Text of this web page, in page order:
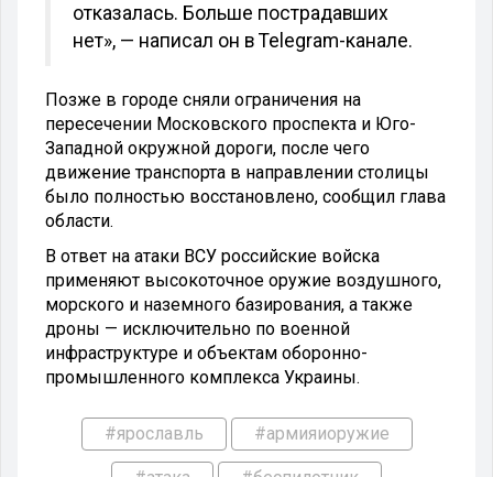
отказалась. Больше пострадавших
нет», — написал он в Telegram-канале.
Позже в городе сняли ограничения на
пересечении Московского проспекта и Юго-
Западной окружной дороги, после чего
движение транспорта в направлении столицы
было полностью восстановлено, сообщил глава
области.
В ответ на атаки ВСУ российские войска
применяют высокоточное оружие воздушного,
морского и наземного базирования, а также
дроны — исключительно по военной
инфраструктуре и объектам оборонно-
промышленного комплекса Украины.
#ярославль #армияиоружие